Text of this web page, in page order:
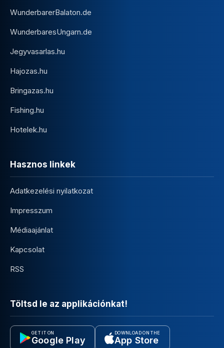
WunderbarerBalaton.de
WunderbaresUngarn.de
Jegyvasarlas.hu
Hajozas.hu
Bringazas.hu
Fishing.hu
Hotelek.hu
Hasznos linkek
Adatkezelési nyilatkozat
Impresszum
Médiaajánlat
Kapcsolat
RSS
Töltsd le az applikációnkat!
GET IT ON
Google Play
DOWNLOAD ON THE
App Store